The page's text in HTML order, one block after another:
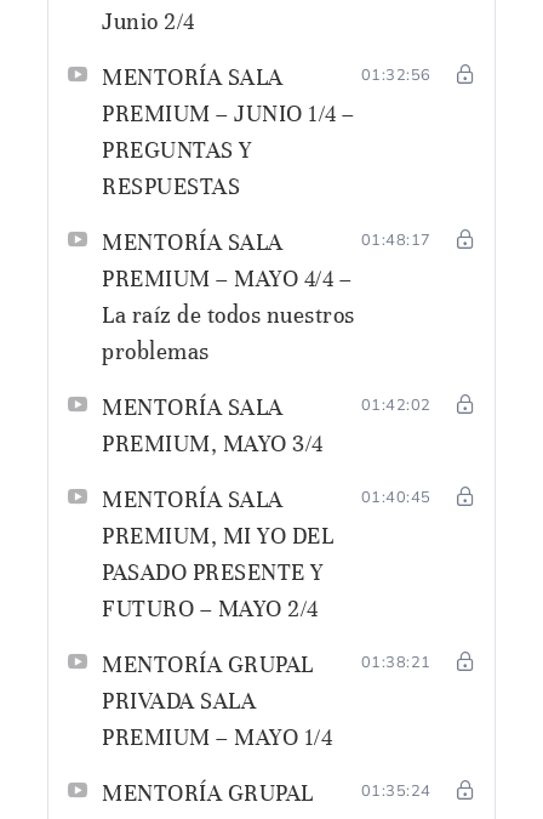
Junio 2/4
MENTORÍA SALA
PREMIUM – JUNIO 1/4 –
PREGUNTAS Y
RESPUESTAS
01:32:56
MENTORÍA SALA
PREMIUM – MAYO 4/4 –
La raíz de todos nuestros
problemas
01:48:17
MENTORÍA SALA
PREMIUM, MAYO 3/4
01:42:02
MENTORÍA SALA
PREMIUM, MI YO DEL
PASADO PRESENTE Y
FUTURO – MAYO 2/4
01:40:45
MENTORÍA GRUPAL
PRIVADA SALA
PREMIUM – MAYO 1/4
01:38:21
MENTORÍA GRUPAL
01:35:24